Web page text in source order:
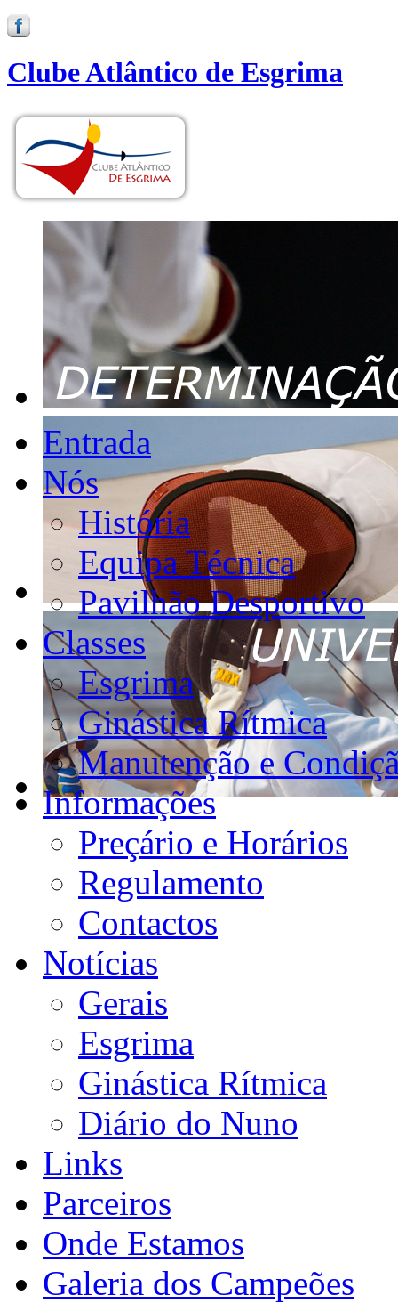
Clube Atlântico de Esgrima
Entrada
Nós
História
Equipa Técnica
Pavilhão Desportivo
Classes
Esgrima
Ginástica Rítmica
Manutenção e
Informações
Preçário e Horários
Regulamento
Contactos
Notícias
Gerais
Esgrima
Ginástica Rítmica
Diário do Nuno
Links
Parceiros
Onde Estamos
Galeria dos Campeões